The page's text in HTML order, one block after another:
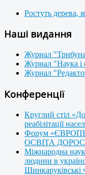
Ростуть дерева,
Наші видання
Журнал
Журнал "Наука і
Журнал
Конференції
Круглий стіл
реабілітації
Форум
ОСВІТА
Міжнародна
людини в
Шинкаруківські